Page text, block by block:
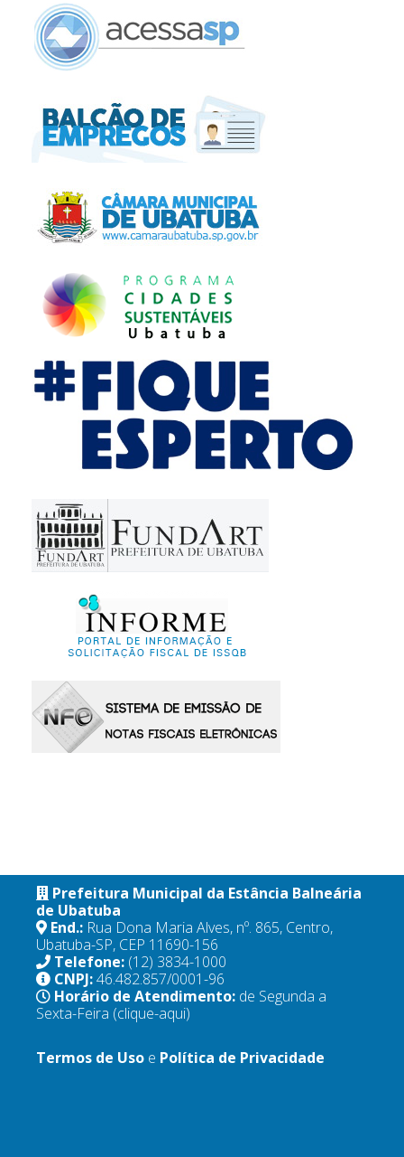
Prefeitura Municipal da Estância Balneária
de Ubatuba
End.: Rua Dona Maria Alves, nº. 865, Centro,
Ubatuba-SP, CEP 11690-156
Telefone: (12) 3834-1000
CNPJ:46.482.857/0001-96
Horário de Atendimento: de Segunda a
Sexta-Feira (clique-aqui)
Termos de Uso e Política de Privacidade